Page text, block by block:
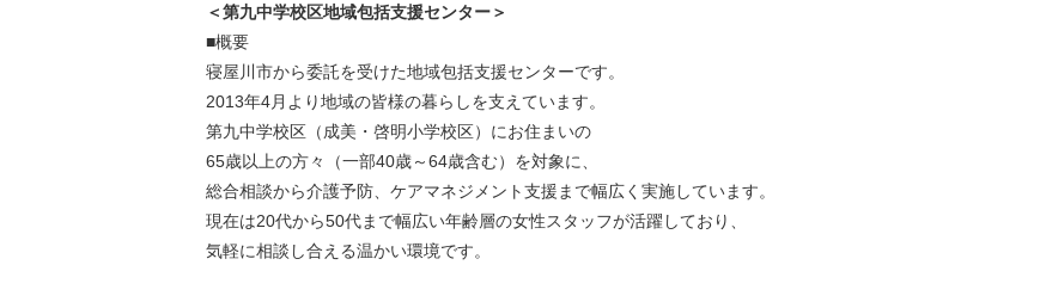
＜第九中学校区地域包括支援センター＞
■概要
寝屋川市から委託を受けた地域包括支援センターです。
2013年4月より地域の皆様の暮らしを支えています。
第九中学校区（成美・啓明小学校区）にお住まいの
65歳以上の方々（一部40歳～64歳含む）を対象に、
総合相談から介護予防、ケアマネジメント支援まで幅広く実施しています。
現在は20代から50代まで幅広い年齢層の女性スタッフが活躍しており、
気軽に相談し合える温かい環境です。